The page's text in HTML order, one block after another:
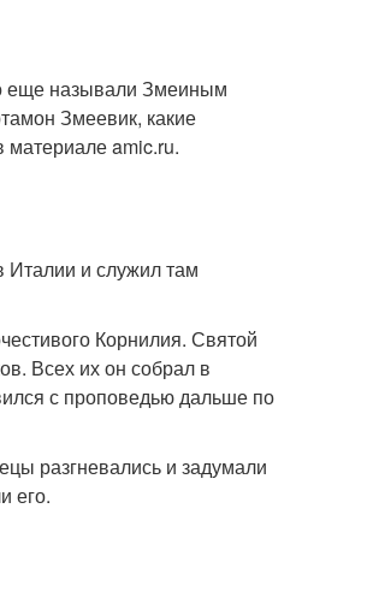
еще называли Змеиным
Змеевик, какие
материале amic.ru.
Италии и служил там
Корнилия. Святой
Всех их он собрал в
с проповедью дальше по
разгневались и задумали
его.